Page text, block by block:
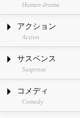
Human drama
アクション
Action
サスペンス
Suspense
コメディ
Comedy